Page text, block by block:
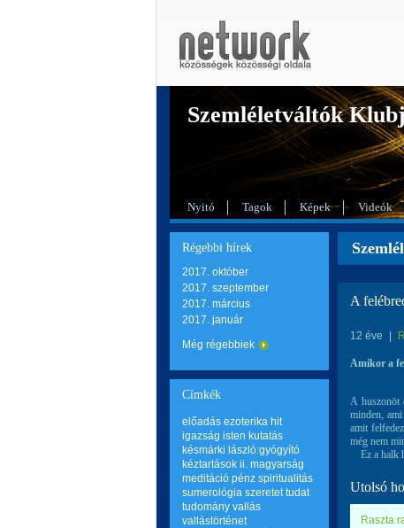
Szemléletváltók
Nyitó Tagok Képek Videók
Régebbi hírek
2017. október
2017. szeptember
2017. március
2017. január
Még régebbiek
Címkék
előadás ezoterika hit
igazság isten kutatás
késmárki lászló:gyógyító
kéztartások ii. magyarság
meditáció pénz spiritualitás
sumerológia szeretet tudat
tudomány vallás
vallástörténet
A
12 éve
Amikor a
A huszonöt
minden,
amit
még nem
Ez a halk
Utolsó
Raszta